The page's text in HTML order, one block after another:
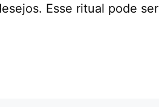
Esse ritual pode ser